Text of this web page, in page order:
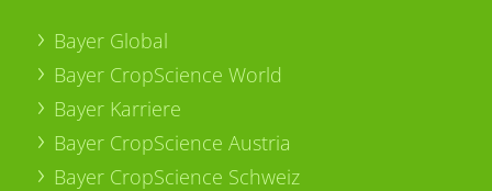
Bayer Global
Bayer CropScience World
Bayer Karriere
Bayer CropScience Austria
Bayer CropScience Schweiz